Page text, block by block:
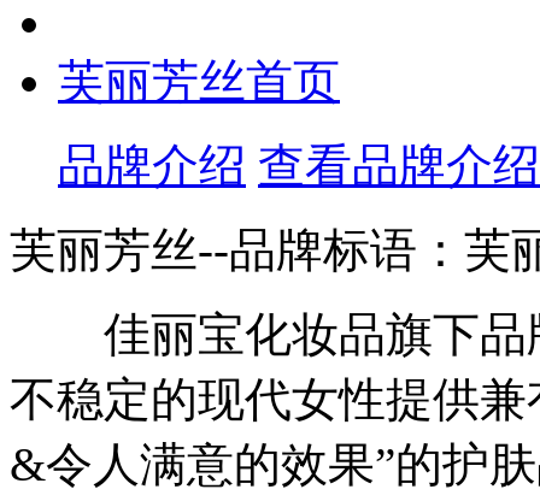
芙丽芳丝首页
品牌介绍 查看品牌介绍
芙丽芳丝--品牌标语： 芙
佳丽宝化妆品旗下品
不稳定的现代女性提供
&令人满意的效果”的护